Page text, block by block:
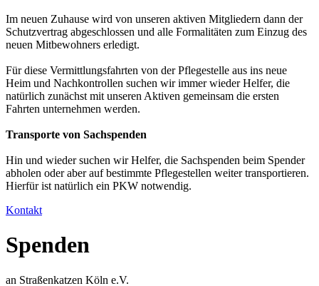
Im neuen Zuhause wird von unseren aktiven Mitgliedern dann der
Schutzvertrag abgeschlossen und alle Formalitäten zum Einzug des
neuen Mitbewohners erledigt.
Für diese Vermittlungsfahrten von der Pflegestelle aus ins neue
Heim und Nachkontrollen suchen wir immer wieder Helfer, die
natürlich zunächst mit unseren Aktiven gemeinsam die ersten
Fahrten unternehmen werden.
Transporte von Sachspenden
Hin und wieder suchen wir Helfer, die Sachspenden beim Spender
abholen oder aber auf bestimmte Pflegestellen weiter transportieren.
Hierfür ist natürlich ein PKW notwendig.
Kontakt
Spenden
an Straßenkatzen Köln e.V.